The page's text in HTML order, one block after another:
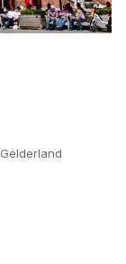
Gelderland